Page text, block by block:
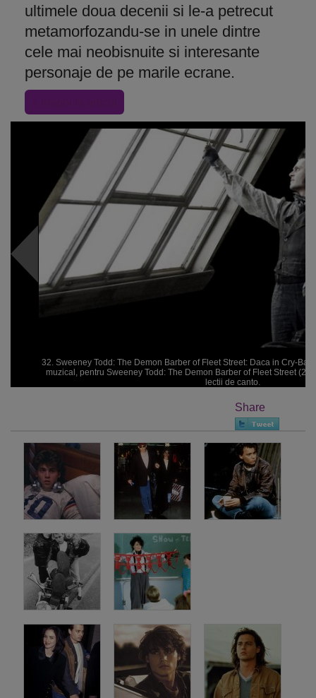
ultimele doua decenii si le-a petrecut
metamorfozandu-se in unele dintre
cele mai neobisnuite si interesante
personaje de pe marile ecrane.
32. Sweeney Todd: The Demon Barber of Fleet Street: Daca in Cry-
muzical, pentru Sweeney Todd: The Demon Barber of Fleet Street
lectii de canto.
Share